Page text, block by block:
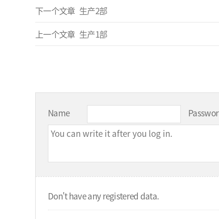
下一个文章 生产2部
上一个文章 生产1部
Name
Don't have any registered data.